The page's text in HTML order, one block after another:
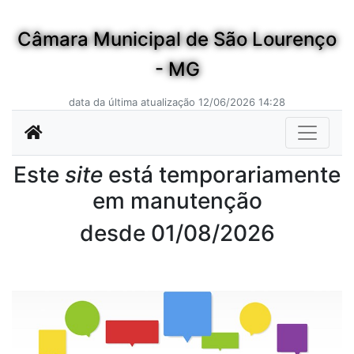
Câmara Municipal de São Lourenço
- MG
data da última atualização 12/06/2026 14:28
Este site está temporariamente
em manutenção
desde 01/08/2026